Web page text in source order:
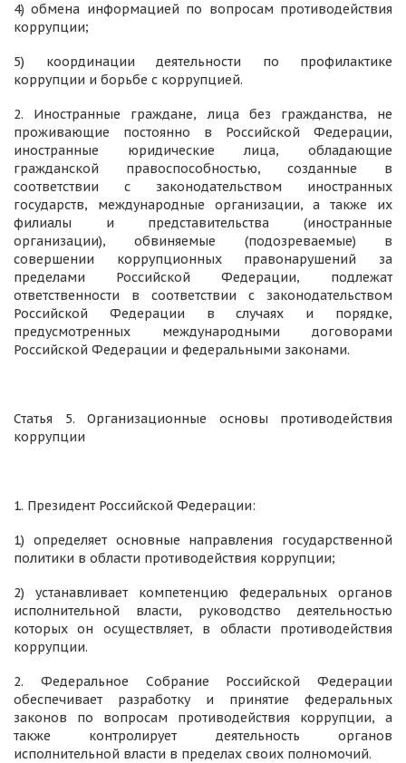
4) обмена информацией по вопросам противодействия
коррупции;
5) координации деятельности по профилактике
коррупции и борьбе с коррупцией.
2. Иностранные граждане, лица без гражданства, не
проживающие постоянно в Российской Федерации,
иностранные юридические лица, обладающие
гражданской правоспособностью, созданные в
соответствии с законодательством иностранных
государств, международные организации, а также их
филиалы и представительства (иностранные
организации), обвиняемые (подозреваемые) в
совершении коррупционных правонарушений за
пределами Российской Федерации, подлежат
ответственности в соответствии с законодательством
Российской Федерации в случаях и порядке,
предусмотренных международными договорами
Российской Федерации и федеральными законами.
Статья 5. Организационные основы противодействия
коррупции
1. Президент Российской Федерации:
1) определяет основные направления государственной
политики в области противодействия коррупции;
2) устанавливает компетенцию федеральных органов
исполнительной власти, руководство деятельностью
которых он осуществляет, в области противодействия
коррупции.
2. Федеральное Собрание Российской Федерации
обеспечивает разработку и принятие федеральных
законов по вопросам противодействия коррупции, а
также контролирует деятельность органов
исполнительной власти в пределах своих полномочий.